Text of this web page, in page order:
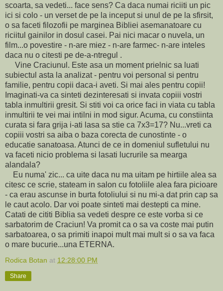
scoarta, sa vedeti... face sens? Ca daca numai riciiti un pic
ici si colo - un verset de pe la inceput si unul de pe la sfirsit,
o sa faceti filozofii pe marginea Bibliei asemanatoare cu
riciitul gainilor in dosul casei. Pai nici macar o nuvela, un
film...o povestire - n-are miez - n-are farmec- n-are inteles
daca nu o citesti pe de-a-ntregul .
Vine Craciunul. Este asa un moment prielnic sa luati
subiectul asta la analizat - pentru voi personal si pentru
familie, pentru copii daca-i aveti. Si mai ales pentru copii!
Imaginati-va ca sinteti dezinteresati si invata copiii vostri
tabla inmultirii gresit. Si stiti voi ca orice faci in viata cu tabla
inmultirii te vei mai intilni in mod sigur. Acuma, cu constiinta
curata si fara grija i-ati lasa sa stie ca 7x3=17? Nu...vreti ca
copiii vostri sa aiba o baza corecta de cunostinte - o
educatie sanatoasa. Atunci de ce in domeniul sufletului nu
va faceti nicio problema si lasati lucrurile sa mearga
alandala?
Eu numa' zic... ca uite daca nu ma uitam pe hirtiile alea sa
citesc ce scrie, stateam in salon cu fotoliile alea fara picioare
- ca erau ascunse in burta fotoliului si nu mi-a dat prin cap sa
le caut acolo. Dar voi poate sinteti mai destepti ca mine.
Catati de cititi Biblia sa vedeti despre ce este vorba si ce
sarbatorim de Craciun! Va promit ca o sa va coste mai putin
sarbatoarea, o sa primiti inapoi mult mai mult si o sa va faca
o mare bucurie...una ETERNA.
Rodica Botan at 12:28:00 PM
Share